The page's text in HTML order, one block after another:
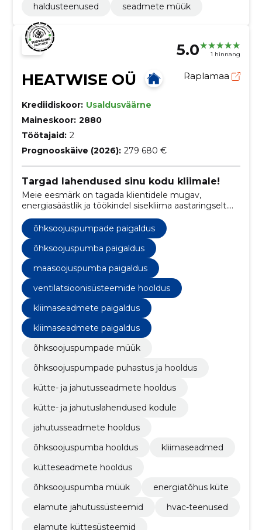
haldusteenused
seadmete müük
5.0 1 hinnang
HEATWISE OÜ Raplamaa
Krediidiskoor: Usaldusväärne
Maineskoor: 2880
Töötajaid: 2
Prognooskäive (2026): 279 680 €
Targad lahendused sinu kodu kliimale!
Meie eesmärk on tagada klientidele mugav,
energiasäästlik ja töökindel sisekliima aastaringselt.
Töötame professionaalselt, läbipaistvalt ja kliendi
vajadustest lähtudes, et pakkuda lahendusi, mis
päriselt kestavad.
õhksoojuspumpade paigaldus
õhksoojuspumba paigaldus
maasoojuspumba paigaldus
ventilatsioonisüsteemide hooldus
kliimaseadmete paigaldus
kliimaseadmete paigaldus
õhksoojuspumpade müük
õhksoojuspumpade puhastus ja hooldus
kütte- ja jahutusseadmete hooldus
kütte- ja jahutuslahendused kodule
jahutusseadmete hooldus
õhksoojuspumba hooldus
kliimaseadmed
kütteseadmete hooldus
õhksoojuspumba müük
energiatõhus küte
elamute jahutussüsteemid
hvac-teenused
elamute küttesüsteemid